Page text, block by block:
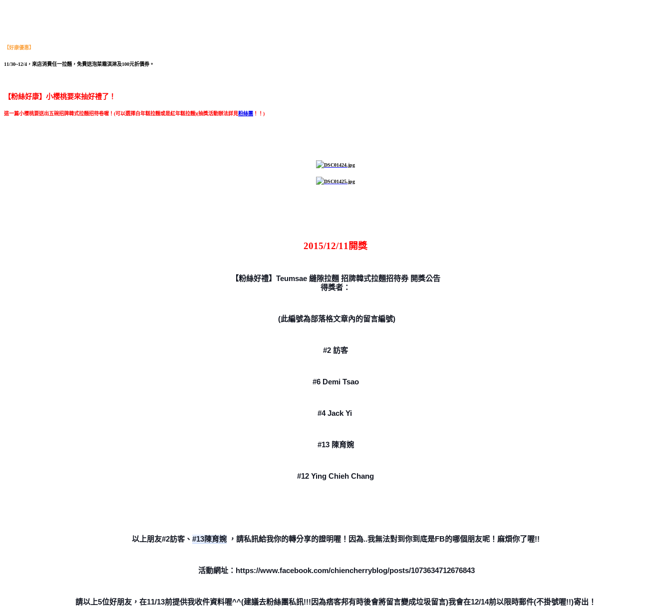
【好康優惠】
11/30~12/4，來店消費任一拉麵，免費送泡菜霜淇淋及100元折價券。
【粉絲好康】 小櫻桃要來抽好禮了！
這一篇小櫻桃要送出五碗招牌韓式拉麵招待卷喔！(可以選擇白年糕拉麵或是紅年糕拉麵)(抽獎活動辦法詳見粉絲團 ！！)
2015/12/11開獎
【粉絲好禮】Teumsae 縫隙拉麵 招牌韓式拉麵招待券 開獎公告
得獎者：
(此編號為部落格文章內的留言編號)
#2 訪客
#6 Demi Tsao
#4 Jack Yi
#13 陳育婉
#12 Ying Chieh Chang
以上朋友#2訪客、 #13陳育婉 ，請私訊給我你的轉分享的證明喔！因為..我無法對到你到底是FB的哪個朋友呢！麻煩你了喔!!
活動網址：https://www.facebook.com/chiencherryblog/posts/1073634712676843
請以上5位好朋友，在11/13前提供我收件資料喔^^(建議去粉絲團私訊!!!因為痞客邦有時後會將留言變成垃圾留言)我會在12/14前以限時郵件(不掛號喔!!)寄出！